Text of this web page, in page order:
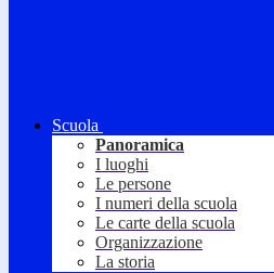
Scuola
Panoramica
I luoghi
Le persone
I numeri della scuola
Le carte della scuola
Organizzazione
La storia